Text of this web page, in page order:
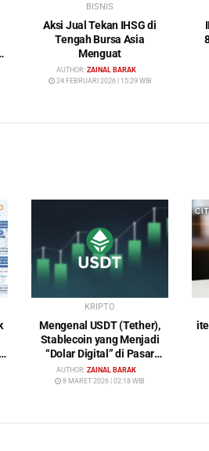
BISNIS
Aksi Jual Tekan IHSG di
Tengah Bursa Asia
Menguat
AUTHOR: ZAINAL BARAK
24 FEBRUARI 2026 | 15:29 WIB
KRIPTO
Mengenal USDT (Tether),
Stablecoin yang Menjadi
“Dolar Digital” di Pasar
Kripto
AUTHOR: ZAINAL BARAK
8 MARET 2026 | 02:18 WIB